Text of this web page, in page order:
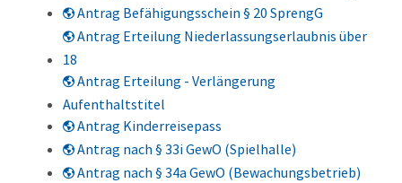
Antrag Befähigungsschein § 20 SprengG
Antrag Erteilung Niederlassungserlaubnis über
18
Antrag Erteilung - Verlängerung
Aufenthaltstitel
Antrag Kinderreisepass
Antrag nach § 33i GewO (Spielhalle)
Antrag nach § 34a GewO (Bewachungsbetrieb)